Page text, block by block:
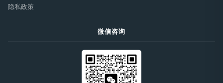
隐私政策
微信咨询